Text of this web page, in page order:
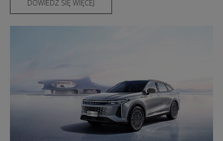
DOWIEDZ SIĘ WIĘCEJ